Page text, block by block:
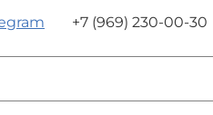
+7 (969) 230-00-30